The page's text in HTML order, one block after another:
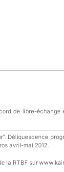
de libre-échange
Déliquescence
avril-mai 2012.
la RTBF sur